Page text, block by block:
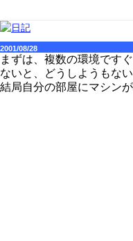
2001/08/28
まずは、複数の環境です
ないと、どうしようもない
結局自分の部屋にマシン